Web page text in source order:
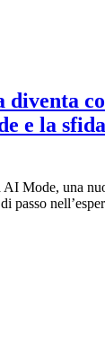
e la
Mode, una
passo